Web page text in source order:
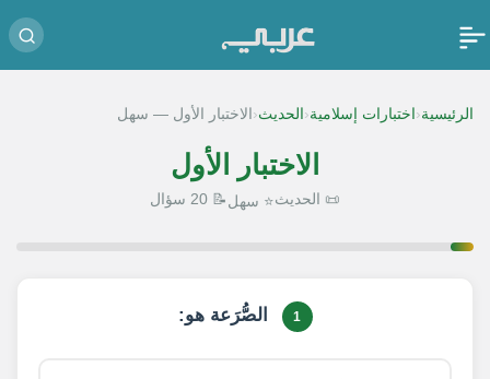
الرئيسية‹ اختبارات إسلامية‹ الحديث‹ الاختبار الأول — سهل
الاختبار الأول
📜 الحديث⭐ سهل 📝 20 سؤال
1 الصُّرَعة هو: